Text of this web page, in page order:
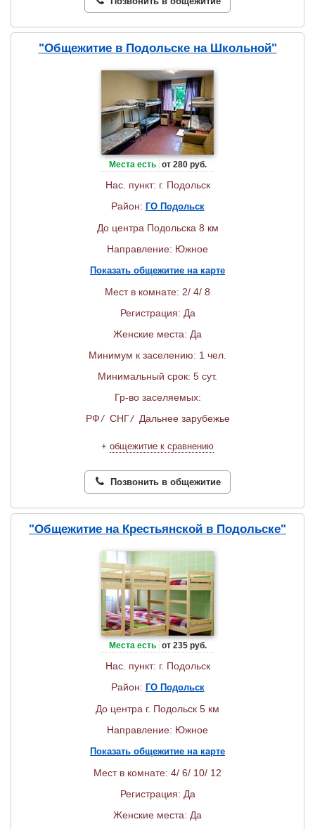
"Общежитие в Подольске на Школьной"
Места есть от 280 руб.
Нас. пункт: г. Подольск
Район: ГО Подольск
До центра Подольска 8 км
Направление: Южное
Показать общежитие на карте
Мест в комнате: 2/ 4/ 8
Регистрация: Да
Женские места: Да
Минимум к заселению: 1 чел.
Минимальный срок: 5 сут.
Гр-во заселяемых:
РФ/ СНГ/ Дальнее зарубежье
+ общежитие к сравнению
Позвонить в общежитие
"Общежитие на Крестьянской в Подольске"
Места есть от 235 руб.
Нас. пункт: г. Подольск
Район: ГО Подольск
До центра г. Подольск 5 км
Направление: Южное
Показать общежитие на карте
Мест в комнате: 4/ 6/ 10/ 12
Регистрация: Да
Женские места: Да